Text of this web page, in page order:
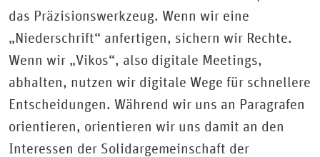
das Präzisionswerkzeug. Wenn wir eine
„Niederschrift“ anfertigen, sichern wir Rechte.
Wenn wir „Vikos“, also digitale Meetings,
abhalten, nutzen wir digitale Wege für schnellere
Entscheidungen. Während wir uns an Paragrafen
orientieren, orientieren wir uns damit an den
Interessen der Solidargemeinschaft der